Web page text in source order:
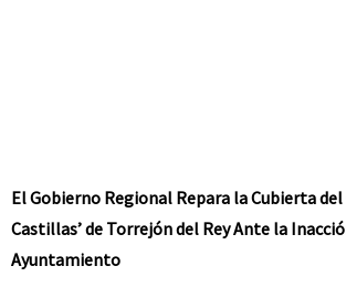
El Gobierno Regional Repara la Cubierta del
Castillas’ de Torrejón del Rey Ante la
Ayuntamiento